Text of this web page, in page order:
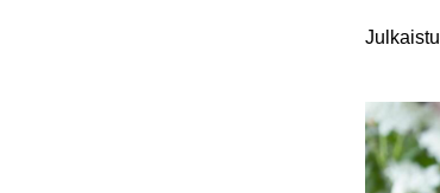
Julkaistu